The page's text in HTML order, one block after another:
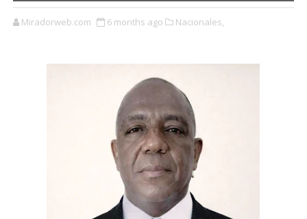
Miradorweb.com 6 months ago Nacionales,